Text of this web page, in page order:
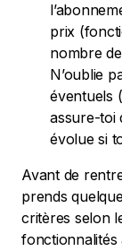
prix
nombre
N’oublie
éventuels
assure-toi
évolue si
Avant de
prends
critères selon
fonctionnalités